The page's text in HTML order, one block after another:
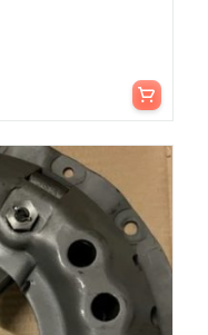
Aggiungi al carrello